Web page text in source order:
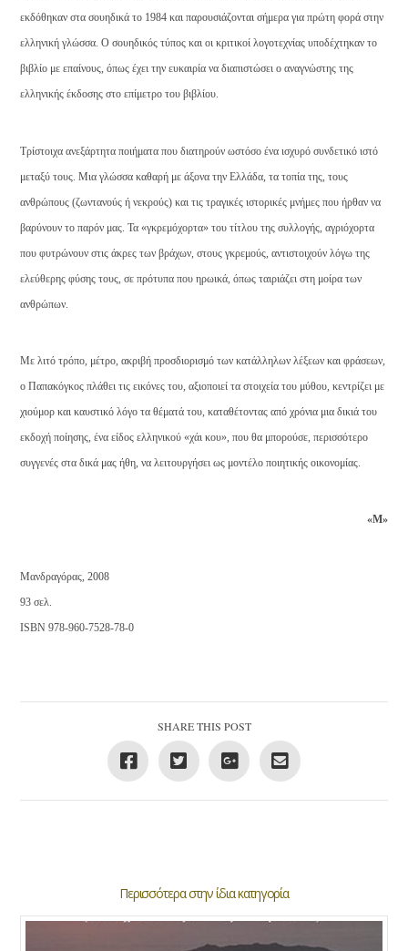
εκδόθηκαν στα σουηδικά το 1984 και παρουσιάζονται σήμερα για πρώτη φορά στην
ελληνική γλώσσα. Ο σουηδικός τύπος και οι κριτικοί λογοτεχνίας υποδέχτηκαν το
βιβλίο με επαίνους, όπως έχει την ευκαιρία να διαπιστώσει ο αναγνώστης της
ελληνικής έκδοσης στο επίμετρο του βιβλίου.
Τρίστοιχα ανεξάρτητα ποιήματα που διατηρούν ωστόσο ένα ισχυρό συνδετικό ιστό
μεταξύ τους. Μια γλώσσα καθαρή με άξονα την Ελλάδα, τα τοπία της, τους
ανθρώπους (ζωντανούς ή νεκρούς) και τις τραγικές ιστορικές μνήμες που ήρθαν να
βαρύνουν το παρόν μας. Τα «γκρεμόχορτα» του τίτλου της συλλογής, αγριόχορτα
που φυτρώνουν στις άκρες των βράχων, στους γκρεμούς, αντιστοιχούν λόγω της
ελεύθερης φύσης τους, σε πρότυπα που ηρωικά, όπως ταιριάζει στη μοίρα των
ανθρώπων.
Με λιτό τρόπο, μέτρο, ακριβή προσδιορισμό των κατάλληλων λέξεων και φράσεων,
ο Παπακόγκος πλάθει τις εικόνες του, αξιοποιεί τα στοιχεία του μύθου, κεντρίζει με
χιούμορ και καυστικό λόγο τα θέματά του, καταθέτοντας από χρόνια μια δικιά του
εκδοχή ποίησης, ένα είδος ελληνικού «χάι κου», που θα μπορούσε, περισσότερο
συγγενές στα δικά μας ήθη, να λειτουργήσει ως μοντέλο ποιητικής οικονομίας.
«Μ»
Μανδραγόρας, 2008
93 σελ.
ISBN 978-960-7528-78-0
SHARE THIS POST
Περισσότερα στην ίδια κατηγορία